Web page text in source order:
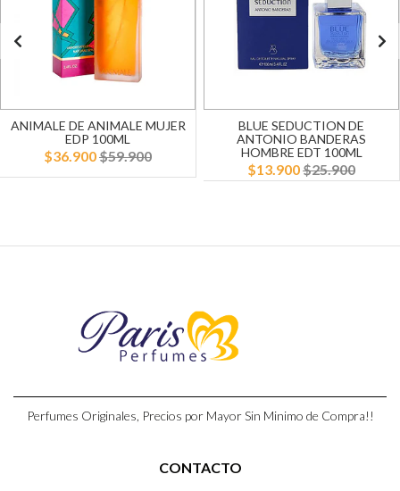
ANIMALE DE ANIMALE MUJER
EDP 100ML
$36.900$59.900
BLUE SEDUCTION DE
ANTONIO BANDERAS
HOMBRE EDT 100ML
$13.900$25.900
Perfumes Originales, Precios por Mayor Sin Minimo de Compra!!
CONTACTO